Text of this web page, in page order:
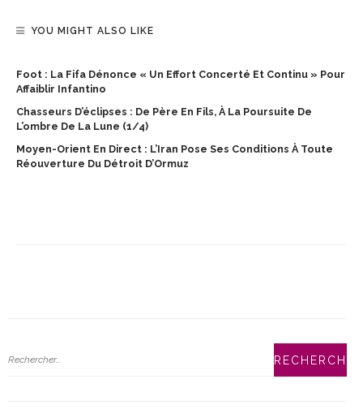
YOU MIGHT ALSO LIKE
Foot : La Fifa Dénonce « Un Effort Concerté Et Continu » Pour
Affaiblir Infantino
Chasseurs D’éclipses : De Père En Fils, À La Poursuite De
L’ombre De La Lune (1/4)
Moyen-Orient En Direct : L’Iran Pose Ses Conditions À Toute
Réouverture Du Détroit D’Ormuz